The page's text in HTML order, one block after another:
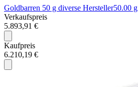
Goldbarren 50 g diverse Hersteller50.00 g
Verkaufspreis
5.893,91 €
Kaufpreis
6.210,19 €